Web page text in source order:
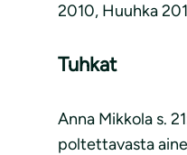
2010, Huuhka
Tuhkat
Anna Mikkola s.
poltettavasta